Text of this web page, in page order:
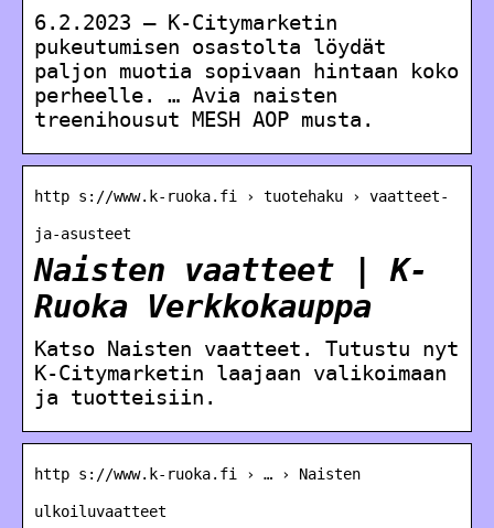
6.2.2023 — K-Citymarketin
pukeutumisen osastolta löydät
paljon muotia sopivaan hintaan koko
perheelle. … Avia naisten
treenihousut MESH AOP musta.
http s://www.k-ruoka.fi › tuotehaku › vaatteet-
ja-asusteet
Naisten vaatteet | K-
Ruoka Verkkokauppa
Katso Naisten vaatteet. Tutustu nyt
K-Citymarketin laajaan valikoimaan
ja tuotteisiin.
http s://www.k-ruoka.fi › … › Naisten
ulkoiluvaatteet